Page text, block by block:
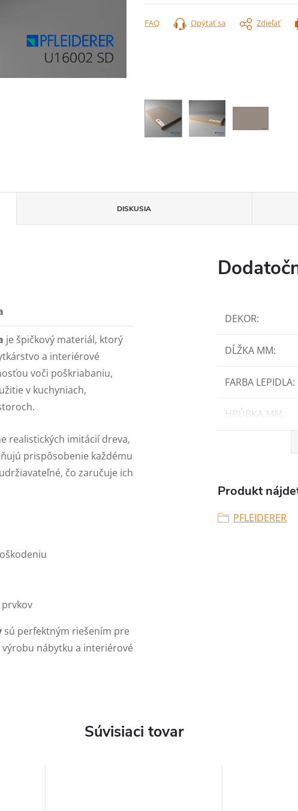
cena:
Opýtať sa Zdieľať
FAQ
DISKUSIA
je špičkový materiál, ktorý
a interiérové
voči poškriabaniu,
v kuchyniach,
realistických imitácií dreva,
prispôsobenie každému
čo zaručuje ich
sú perfektným riešením pre
nábytku a interiérové
DEKOR:
DĹŽKA MM:
FARBA LEPIDLA:
HRÚBKA MM:
Produkt
PFLEIDERER
Súvisiaci tovar